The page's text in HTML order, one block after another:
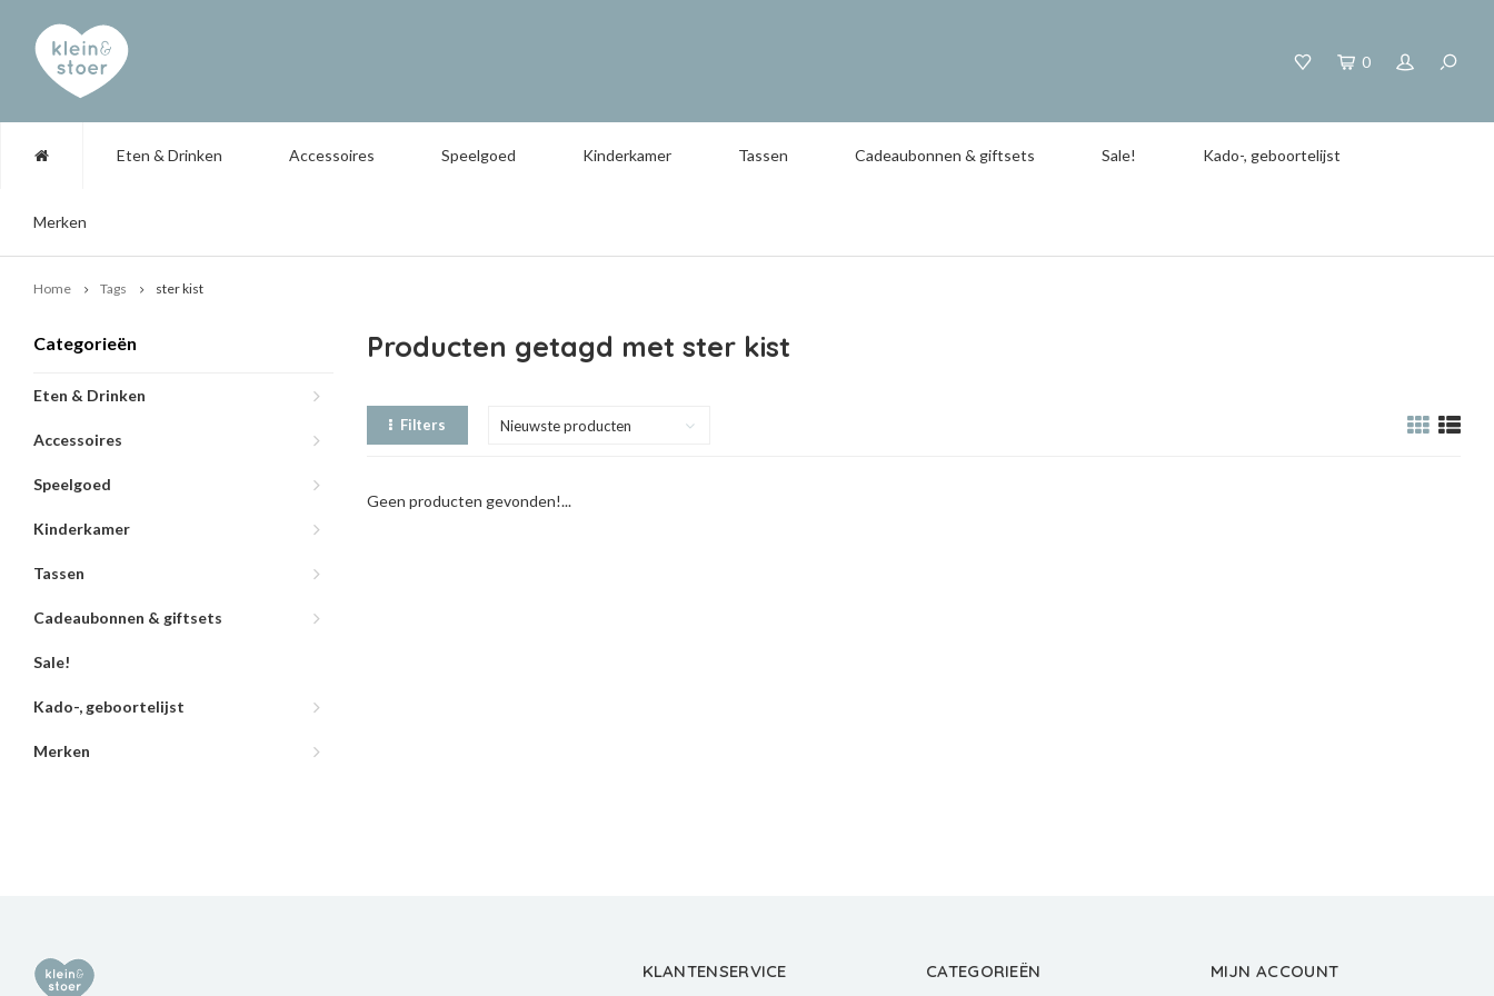
0
Eten & Drinken Accessoires Speelgoed Kinderkamer Tassen Cadeaubonnen & giftsets Sale! Kado-, geboortelijst
Merken
Home Tags ster kist
Categorieën
Eten & Drinken
Accessoires
Speelgoed
Kinderkamer
Tassen
Cadeaubonnen & giftsets
Sale!
Kado-, geboortelijst
Merken
Producten getagd met ster kist
Filters Nieuwste producten
Geen producten gevonden!...
KLANTENSERVICE CATEGORIEËN MIJN ACCOUNT